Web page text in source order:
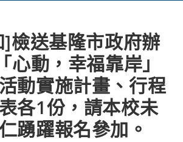
檢送基隆市政府辦
心動，幸福靠岸」
動實施計畫、行程
各1份，請本校未
踴躍報名參加。